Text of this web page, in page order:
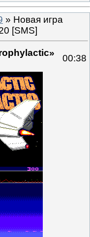
» Новая игра
[SMS]
00:38